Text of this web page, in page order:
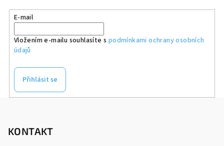
E-mail
Vložením e-mailu souhlasíte s podmínkami ochrany osobních
údajů
Přihlásit se
KONTAKT